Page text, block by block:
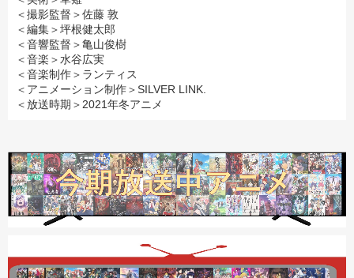
＜撮影監督＞佐藤 敦
＜編集＞坪根健太郎
＜音響監督＞亀山俊樹
＜音楽＞水谷広実
＜音楽制作＞ランティス
＜アニメーション制作＞SILVER LINK.
＜放送時期＞2021年冬アニメ